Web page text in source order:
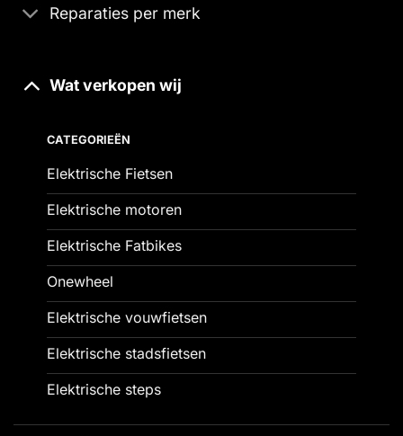
Reparaties per merk
Wat verkopen wij
CATEGORIEËN
Elektrische Fietsen
Elektrische motoren
Elektrische Fatbikes
Onewheel
Elektrische vouwfietsen
Elektrische stadsfietsen
Elektrische steps